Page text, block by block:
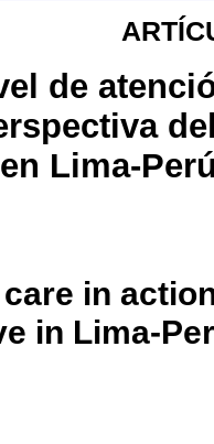
de
Lima-
in
in Lima-